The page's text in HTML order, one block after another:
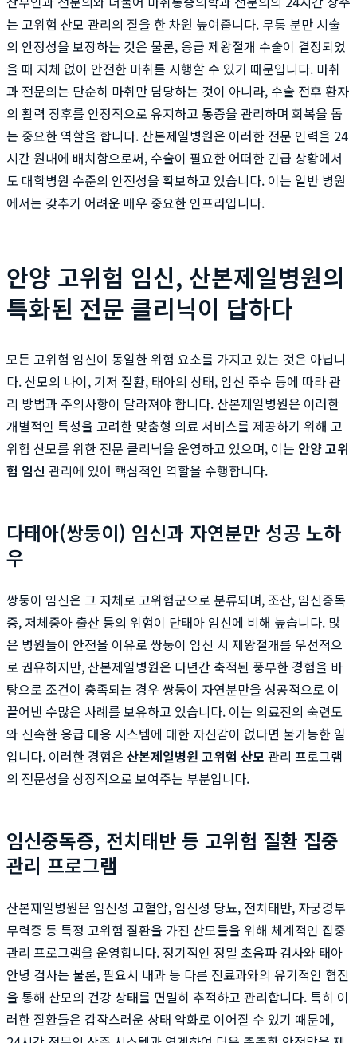
는 고위험 산모 관리의 질을 한 차원 높여줍니다. 무통 분만 시술
의 안정성을 보장하는 것은 물론, 응급 제왕절개 수술이 결정되었
을 때 지체 없이 안전한 마취를 시행할 수 있기 때문입니다. 마취
과 전문의는 단순히 마취만 담당하는 것이 아니라, 수술 전후 환자
의 활력 징후를 안정적으로 유지하고 통증을 관리하며 회복을 돕
는 중요한 역할을 합니다. 산본제일병원은 이러한 전문 인력을 24
시간 원내에 배치함으로써, 수술이 필요한 어떠한 긴급 상황에서
도 대학병원 수준의 안전성을 확보하고 있습니다. 이는 일반 병원
에서는 갖추기 어려운 매우 중요한 인프라입니다.
안양 고위험 임신, 산본제일병원의
특화된 전문 클리닉이 답하다
모든 고위험 임신이 동일한 위험 요소를 가지고 있는 것은 아닙니
다. 산모의 나이, 기저 질환, 태아의 상태, 임신 주수 등에 따라 관
리 방법과 주의사항이 달라져야 합니다. 산본제일병원은 이러한
개별적인 특성을 고려한 맞춤형 의료 서비스를 제공하기 위해 고
위험 산모를 위한 전문 클리닉을 운영하고 있으며, 이는 안양 고위
험 임신 관리에 있어 핵심적인 역할을 수행합니다.
다태아(쌍둥이) 임신과 자연분만 성공 노하
우
쌍둥이 임신은 그 자체로 고위험군으로 분류되며, 조산, 임신중독
증, 저체중아 출산 등의 위험이 단태아 임신에 비해 높습니다. 많
은 병원들이 안전을 이유로 쌍둥이 임신 시 제왕절개를 우선적으
로 권유하지만, 산본제일병원은 다년간 축적된 풍부한 경험을 바
탕으로 조건이 충족되는 경우 쌍둥이 자연분만을 성공적으로 이
끌어낸 수많은 사례를 보유하고 있습니다. 이는 의료진의 숙련도
와 신속한 응급 대응 시스템에 대한 자신감이 없다면 불가능한 일
입니다. 이러한 경험은 산본제일병원 고위험 산모 관리 프로그램
의 전문성을 상징적으로 보여주는 부분입니다.
임신중독증, 전치태반 등 고위험 질환 집중
관리 프로그램
산본제일병원은 임신성 고혈압, 임신성 당뇨, 전치태반, 자궁경부
무력증 등 특정 고위험 질환을 가진 산모들을 위해 체계적인 집중
관리 프로그램을 운영합니다. 정기적인 정밀 초음파 검사와 태아
안녕 검사는 물론, 필요시 내과 등 다른 진료과와의 유기적인 협진
을 통해 산모의 건강 상태를 면밀히 추적하고 관리합니다. 특히 이
러한 질환들은 갑작스러운 상태 악화로 이어질 수 있기 때문에,